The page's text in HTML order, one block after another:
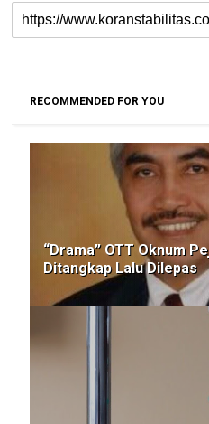
RECOMMENDED FOR YOU
“Drama” OTT Oknum
Ditangkap Lalu Dilepas